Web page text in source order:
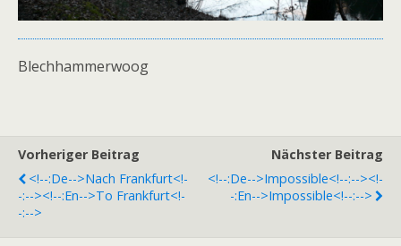
Blechhammerwoog
Vorheriger Beitrag
<!--:de-->Nach Frankfurt<!-
-:--><!--:en-->To Frankfurt<!-
-:-->
Nächster Beitrag
<!--:de-->Impossible<!--:--><!-
-:en-->Impossible<!--:-->